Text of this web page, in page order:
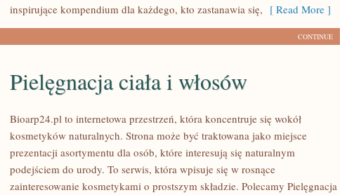
inspirujące kompendium dla każdego, kto zastanawia się, [ Read More ]
CONTINUE
Pielęgnacja ciała i włosów
Bioarp24.pl to internetowa przestrzeń, która koncentruje się wokół
kosmetyków naturalnych. Strona może być traktowana jako miejsce
prezentacji asortymentu dla osób, które interesują się naturalnym
podejściem do urody. To serwis, która wpisuje się w rosnące
zainteresowanie kosmetykami o prostszym składzie. Polecamy Pielęgnacja